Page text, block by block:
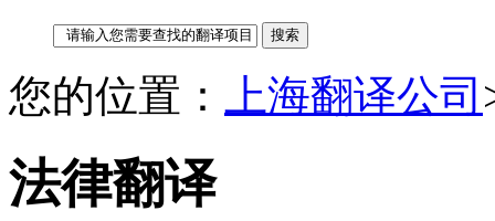
您的位置： 上海翻译公司
法律翻译